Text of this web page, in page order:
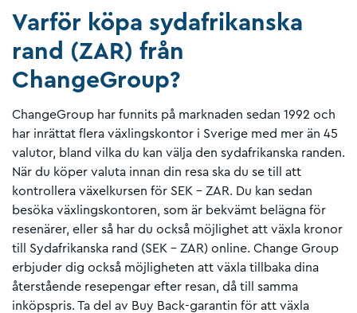
Varför köpa sydafrikanska
rand (ZAR) från
ChangeGroup?
ChangeGroup har funnits på marknaden sedan 1992 och
har inrättat flera växlingskontor i Sverige med mer än 45
valutor, bland vilka du kan välja den sydafrikanska randen.
När du köper valuta innan din resa ska du se till att
kontrollera växelkursen för SEK - ZAR. Du kan sedan
besöka växlingskontoren, som är bekvämt belägna för
resenärer, eller så har du också möjlighet att växla kronor
till Sydafrikanska rand (SEK – ZAR) online. Change Group
erbjuder dig också möjligheten att växla tillbaka dina
återstående resepengar efter resan, då till samma
inköpspris. Ta del av Buy Back-garantin för att växla